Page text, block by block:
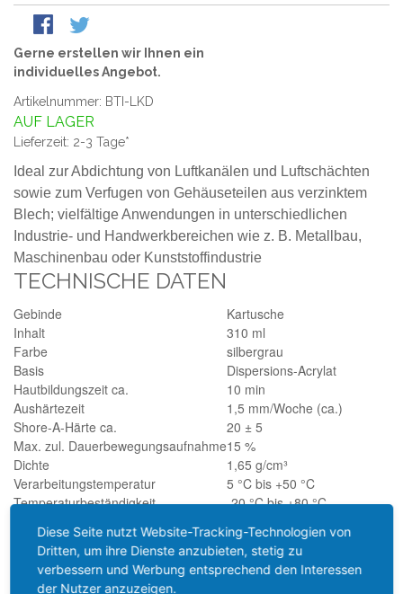
Gerne erstellen wir Ihnen ein
individuelles Angebot.
Artikelnummer: BTI-LKD
AUF LAGER
Lieferzeit: 2-3 Tage*
Ideal zur Abdichtung von Luftkanälen und Luftschächten
sowie zum Verfugen von Gehäuseteilen aus verzinktem
Blech; vielfältige Anwendungen in unterschiedlichen
Industrie- und Handwerkbereichen wie z. B. Metallbau,
Maschinenbau oder Kunststoffindustrie
TECHNISCHE DATEN
Gebinde
Kartusche
Inhalt
310 ml
Farbe
silbergrau
Basis
Dispersions-Acrylat
Hautbildungszeit ca.
10 min
Aushärtezeit
1,5 mm/Woche (ca.)
Shore-A-Härte ca.
20 ± 5
Max. zul. Dauerbewegungsaufnahme15 %
Dichte
1,65 g/cm³
Verarbeitungstemperatur
5 °C bis +50 °C
Temperaturbeständigkeit
-20 °C bis +80 °C
*gilt für Lieferungen innerhalb Deutschlands, Lieferzeiten für
andere Länder entnehmen Sie bitte der Schaltfläche mit den
Versandinformationen
Diese Seite nutzt Website-Tracking-Technologien von
Dritten, um ihre Dienste anzubieten, stetig zu
verbessern und Werbung entsprechend den Interessen
der Nutzer anzuzeigen.